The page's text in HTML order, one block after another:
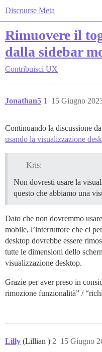
Discourse Meta
Rimuovere il
dalla sidebar
Contribuisci UX
Jonathan5 15 Giugno
1
Continuando la discussione da
usando la visualizzazione
Kris:
Non dovresti usare la
questo che abbiamo una
Dato che non dovremmo
mobile, l’interruttore che ci
desktop dovrebbe essere
tutte le dimensioni dello
visualizzazione desktop.
Grazie per aver preso in
rimozione funzionalità” /
Lilly (Lillian ) 15 Giugno
2